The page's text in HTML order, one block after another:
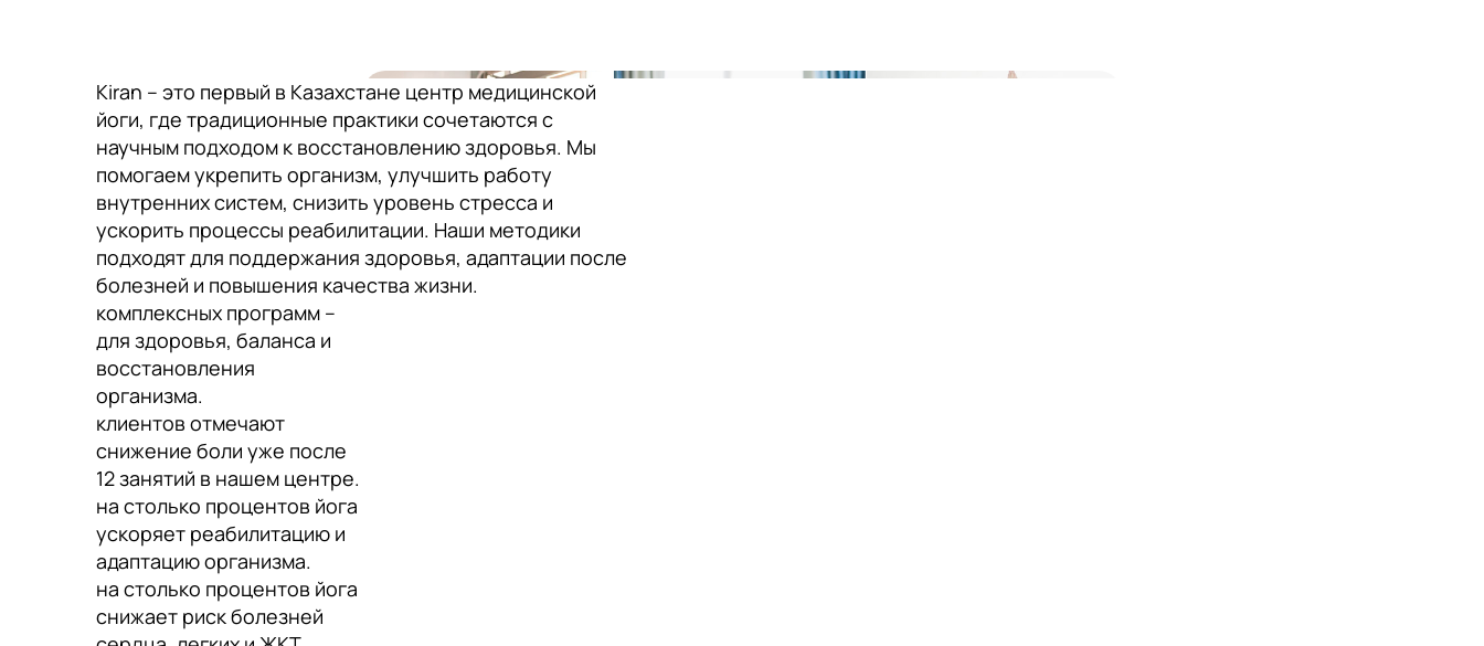
Kiran – это первый в Казахстане центр медицинской
йоги, где традиционные практики сочетаются с
научным подходом к восстановлению здоровья. Мы
помогаем укрепить организм, улучшить работу
внутренних систем, снизить уровень стресса и
ускорить процессы реабилитации. Наши методики
подходят для поддержания здоровья, адаптации после
болезней и повышения качества жизни.
комплексных программ –
для здоровья, баланса и
восстановления
организма.
клиентов отмечают
снижение боли уже после
12 занятий в нашем центре.
на столько процентов йога
ускоряет реабилитацию и
адаптацию организма.
на столько процентов йога
снижает риск болезней